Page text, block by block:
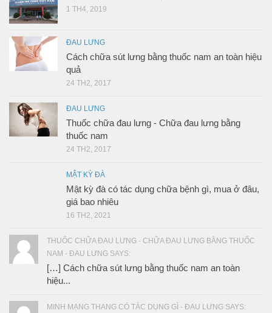
1 TH4, 2019
ĐAU LƯNG
Cách chữa sút lưng bằng thuốc nam an toàn hiệu
quả
24 TH2, 2017
ĐAU LƯNG
Thuốc chữa đau lưng - Chữa đau lưng bằng
thuốc nam
24 TH2, 2017
MẬT KỲ ĐÀ
Mật kỳ đà có tác dụng chữa bệnh gì, mua ở đâu,
giá bao nhiêu
16 TH2, 2021
THUỐC CHỮA ĐAU LƯNG - CHỮA ĐAU LƯNG BẰNG THUỐC
NAM - ĐAU LƯNG SAYS:
[…] Cách chữa sút lưng bằng thuốc nam an toàn
hiệu...
MINH MẠNG THANG CÓ TÁC DỤNG GÌ - ĐAU LƯNG SAYS: